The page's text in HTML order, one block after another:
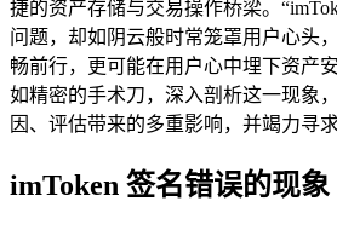
捷的资产存储与交易操作桥梁。
问题，却如阴云般时常笼罩用户心头
畅前行，更可能在用户心中埋下资产
如精密的手术刀，深入剖析这一现象
因、评估带来的多重影响，并竭力寻
imToken 签名错误的现象